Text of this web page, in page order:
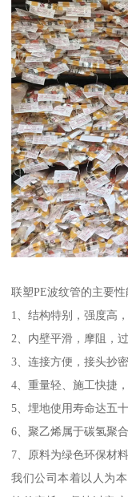
联塑PE波纹管的主要性
1、结构特别，强度高
2、内壁平滑，摩阻，
3、连接方便，接头抄
4、重量轻、施工快捷
5、埋地使用寿命达五十
6、聚乙烯属于碳氢聚
7、原料为绿色环保材
我们公司本着以人为